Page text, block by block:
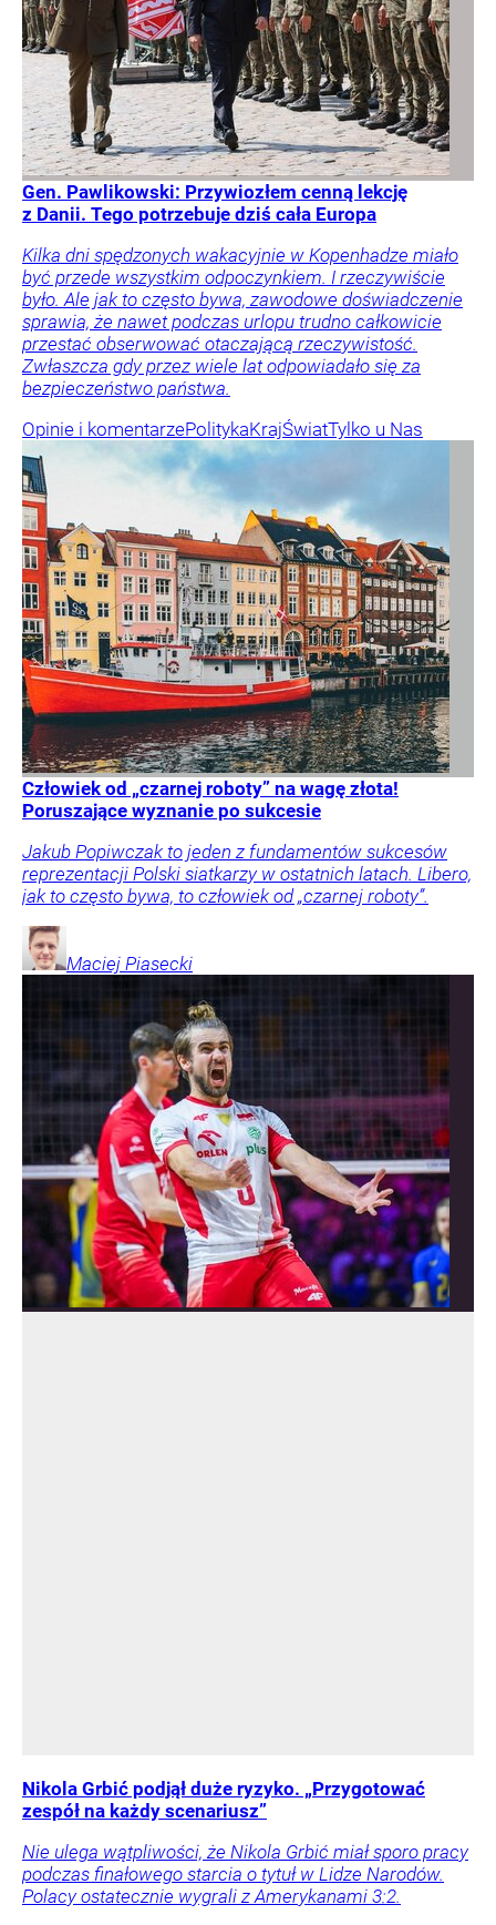
Gen. Pawlikowski: Przywiozłem cenną lekcję
z Danii. Tego potrzebuje dziś cała Europa
Kilka dni spędzonych wakacyjnie w Kopenhadze miało
być przede wszystkim odpoczynkiem. I rzeczywiście
było. Ale jak to często bywa, zawodowe doświadczenie
sprawia, że nawet podczas urlopu trudno całkowicie
przestać obserwować otaczającą rzeczywistość.
Zwłaszcza gdy przez wiele lat odpowiadało się za
bezpieczeństwo państwa.
Opinie i komentarzePolitykaKrajŚwiatTylko u Nas
Człowiek od „czarnej roboty” na wagę złota!
Poruszające wyznanie po sukcesie
Jakub Popiwczak to jeden z fundamentów sukcesów
reprezentacji Polski siatkarzy w ostatnich latach. Libero,
jak to często bywa, to człowiek od „czarnej roboty”.
Maciej Piasecki
Nikola Grbić podjął duże ryzyko. „Przygotować
zespół na każdy scenariusz”
Nie ulega wątpliwości, że Nikola Grbić miał sporo pracy
podczas finałowego starcia o tytuł w Lidze Narodów.
Polacy ostatecznie wygrali z Amerykanami 3:2.